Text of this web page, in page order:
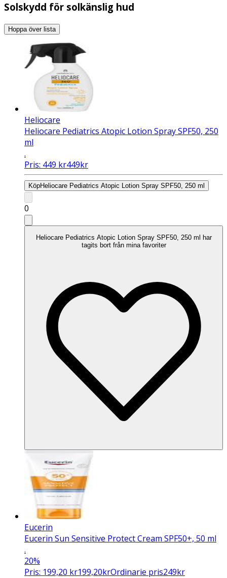
Solskydd för solkänslig hud
Hoppa över lista
Heliocare
Heliocare Pediatrics Atopic Lotion Spray SPF50, 250
ml
.
Pris: 449 kr449kr
KöpHeliocare Pediatrics Atopic Lotion Spray SPF50, 250 ml
0
Heliocare Pediatrics Atopic Lotion Spray SPF50, 250 ml har
tagits bort från mina favoriter
Eucerin
Eucerin Sun Sensitive Protect Cream SPF50+, 50 ml
.
20%
Pris: 199,20 kr199,20krOrdinarie pris249kr